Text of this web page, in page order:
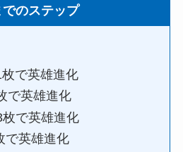
でのステップ
で英雄進化
で英雄進化
で英雄進化
で英雄進化